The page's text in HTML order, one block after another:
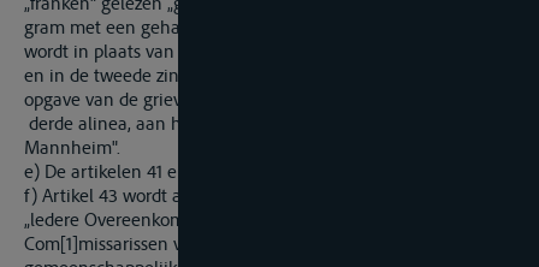
gram met een gehalte van 0,900"; tweede alinea, eerste zim,
wordt in plaats van „tien dagen" gelezen „30 dagen",
en in de tweede zin, vervallen de woorden „van een korte
opgave van de grieven en",
derde alinea, aan het einde, vervallen de woorden „te
Mannheim".
e) De artikelen 41 en 42 vervallen.
f) Artikel 43 wordt als volgt gewijzigd:
„ledere Overeenkomstsluitende Staat benoemt een tot vier
Com[1]missarissen voor het deelnemen aan